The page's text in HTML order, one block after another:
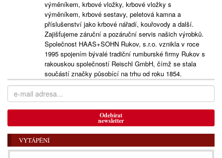
výměníkem, krbové vložky, krbové vložky s
výměníkem, krbové sestavy, peletová kamna a
příslušenství jako krbové nářadí, kouřovody a další.
Zajišťujeme záruční a pozáruční servis našich výrobků.
Společnost HAAS+SOHN Rukov, s.r.o. vznikla v roce
1995 spojením bývalé tradiční rumburské firmy Rukov s
rakouskou společností Reischl GmbH, čímž se stala
součástí značky působící na trhu od roku 1854.
Odebírat
newsletter
VYTÁPĚNÍ